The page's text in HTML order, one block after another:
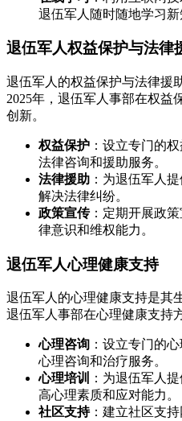
退伍军人随时随地学习新
退伍军人权益保护与法律
退伍军人的权益保护与法律援
2025年，退伍军人事部在权益
创新。
权益保护 ：设立专门的
法律咨询和援助服务。
法律援助 ：为退伍军人
解决法律纠纷。
政策宣传：定期开展政
律意识和维权能力。
退伍军人心理健康支持
退伍军人的心理健康支持是其
退伍军人事部在心理健康支持
心理咨询 ：设立专门的
心理咨询和治疗服务。
心理培训
：为退伍军人
高心理素质和应对能力。
社区支持：建立社区支